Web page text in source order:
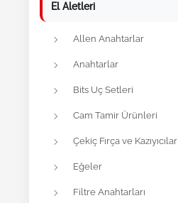
El Aletleri
Allen Anahtarlar
Anahtarlar
Bits Uç Setleri
Cam Tamir Ürünleri
Çekiç Fırça ve Kazıyıcılar
Eğeler
Filtre Anahtarları